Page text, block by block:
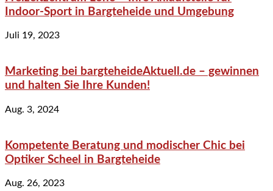
Indoor-Sport in Bargteheide und Umgebung
Juli 19, 2023
Marketing bei bargteheideAktuell.de – gewinnen
und halten Sie Ihre Kunden!
Aug. 3, 2024
Kompetente Beratung und modischer Chic bei
Optiker Scheel in Bargteheide
Aug. 26, 2023